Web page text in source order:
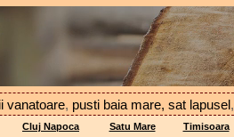
vanatoare, pusti baia mare, sat lapusel,
Cluj Napoca Satu Mare Timisoara